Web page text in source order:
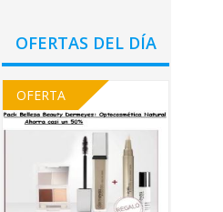
OFERTAS DEL DÍA
OFERTA